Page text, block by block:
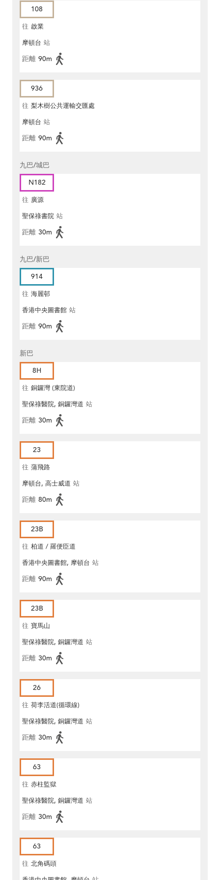
108
往 啟業
摩頓台 站
距離 90m
936
往 梨木樹公共運輸交匯處
摩頓台 站
距離 90m
九巴/城巴
N182
往 廣源
聖保祿書院 站
距離 30m
九巴/新巴
914
往 海麗邨
香港中央圖書館 站
距離 90m
新巴
8H
往 銅鑼灣 (東院道)
聖保祿醫院, 銅鑼灣道 站
距離 30m
23
往 蒲飛路
摩頓台, 高士威道 站
距離 80m
23B
往 柏道 / 羅便臣道
香港中央圖書館, 摩頓台 站
距離 90m
23B
往 寶馬山
聖保祿醫院, 銅鑼灣道 站
距離 30m
26
往 荷李活道(循環線)
聖保祿醫院, 銅鑼灣道 站
距離 30m
63
往 赤柱監獄
聖保祿醫院, 銅鑼灣道 站
距離 30m
63
往 北角碼頭